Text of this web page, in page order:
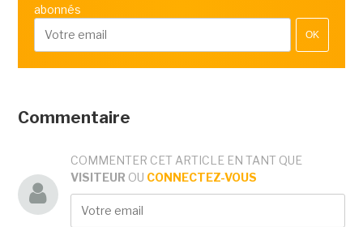
abonnés
OK
Commentaire
COMMENTER CET ARTICLE EN TANT QUE
VISITEUR OU CONNECTEZ-VOUS